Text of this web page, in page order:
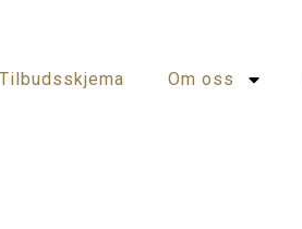
Tilbudsskjema Om oss